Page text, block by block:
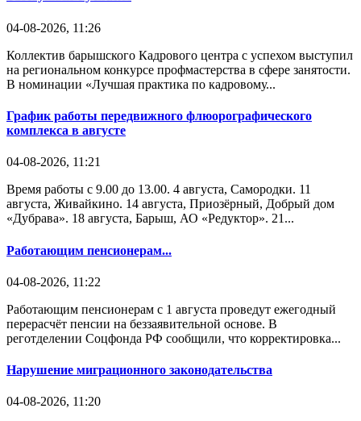
04-08-2026, 11:26
Коллектив барышского Кадрового центра с успехом выступил
на региональном конкурсе профмастерства в сфере занятости.
В номинации «Лучшая практика по кадровому...
График работы передвижного флюорографического
комплекса в августе
04-08-2026, 11:21
Время работы с 9.00 до 13.00. 4 августа, Самородки. 11
августа, Живайкино. 14 августа, Приозёрный, Добрый дом
«Дубрава». 18 августа, Барыш, АО «Редуктор». 21...
Работающим пенсионерам...
04-08-2026, 11:22
Работающим пенсионерам с 1 августа проведут ежегодный
перерасчёт пенсии на беззаявительной основе. В
реготделении Соцфонда РФ сообщили, что корректировка...
Нарушение миграционного законодательства
04-08-2026, 11:20